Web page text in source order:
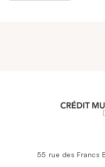
55 rue des Francs